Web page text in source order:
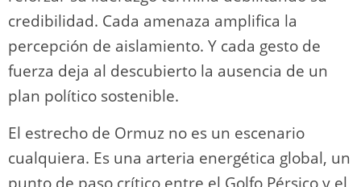
credibilidad. Cada amenaza amplifica la
percepción de aislamiento. Y cada gesto de
fuerza deja al descubierto la ausencia de un
plan político sostenible.
El estrecho de Ormuz no es un escenario
cualquiera. Es una arteria energética global, un
punto de paso crítico entre el Golfo Pérsico y el